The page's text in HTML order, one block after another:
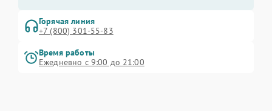
Горячая линия
+7 (800) 301-55-83
Время работы
Ежедневно с 9:00 до 21:00